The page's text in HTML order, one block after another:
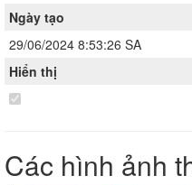
Ngày tạo
29/06/2024 8:53:26 SA
Hiển thị
Các hình ảnh